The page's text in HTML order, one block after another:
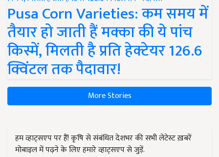
Pusa Corn Varieties: कम समय में
तैयार हो जाती हैं मक्का की ये पांच
किस्में, मिलती है प्रति हेक्टेयर 126.6
क्विंटल तक पैदावार!
More Stories
हम व्हाट्सएप पर हैं! कृषि से संबंधित देशभर की सभी लेटेस्ट ख़बरें
मोबाइल में पढ़ने के लिए हमारे व्हाट्सएप से जुड़ें.